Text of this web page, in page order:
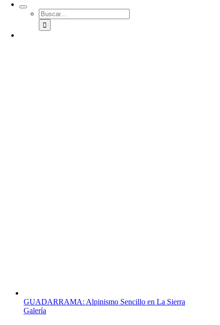
Buscar:
GUADARRAMA: Alpinismo Sencillo en La Sierra
Galería